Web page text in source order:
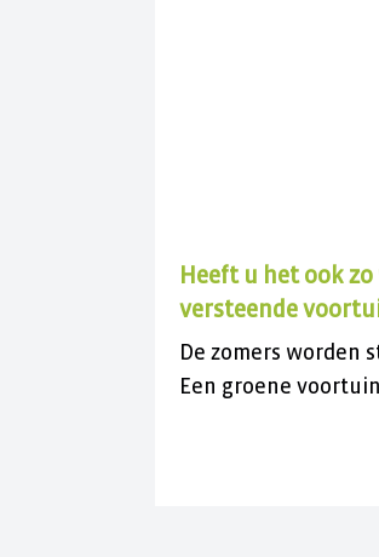
Heeft u het ook
versteende
De zomers worden
Een groene